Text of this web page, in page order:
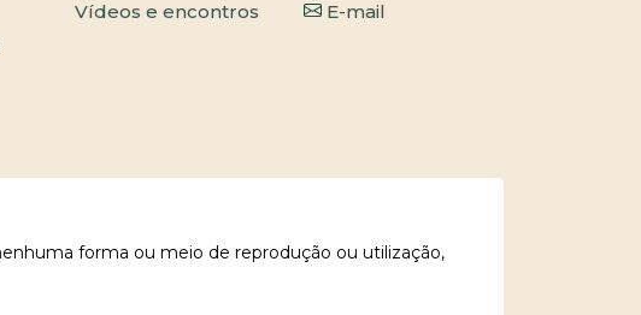
Vídeos e encontros
E-mail
forma ou meio de reprodução ou utilização,